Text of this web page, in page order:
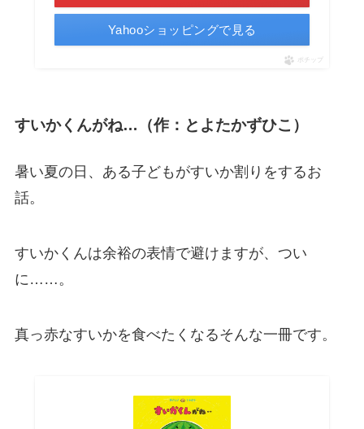
Yahooショッピングで見る
ポチップ
すいかくんがね…（作：とよたかずひこ）
暑い夏の日、ある子どもがすいか割りをするお
話。
すいかくんは余裕の表情で避けますが、つい
に……。
真っ赤なすいかを食べたくなるそんな一冊です。